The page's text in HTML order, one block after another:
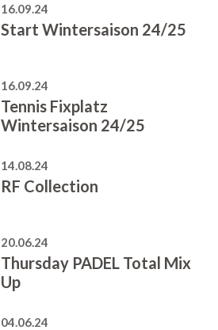
16.09.24
Start Wintersaison 24/25
16.09.24
Tennis Fixplatz
Wintersaison 24/25
14.08.24
RF Collection
20.06.24
Thursday PADEL Total Mix
Up
04.06.24